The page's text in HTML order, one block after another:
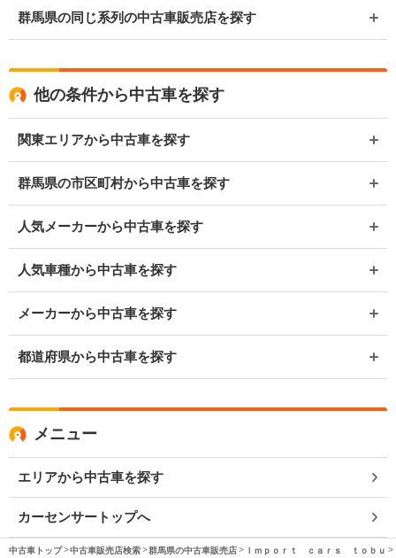
群馬県の同じ系列の中古車販売店を探す
他の条件から中古車を探す
関東エリアから中古車を探す
群馬県の市区町村から中古車を探す
人気メーカーから中古車を探す
人気車種から中古車を探す
メーカーから中古車を探す
都道府県から中古車を探す
メニュー
エリアから中古車を探す
カーセンサートップへ
中古車トップ 中古車販売店検索 群馬県の中古車販売店 Ｉｍｐｏｒｔ ｃａｒｓ ｔｏｂｕ